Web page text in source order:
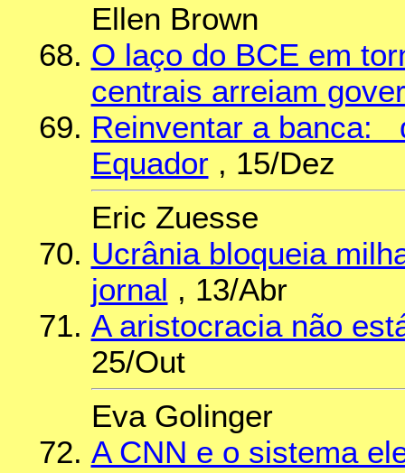
Ellen Brown
O laço do BCE em
centrais arreiam
Reinventar a banca:
Equador , 15/Dez
Eric Zuesse
Ucrânia bloqueia
jornal , 13/Abr
A aristocracia não
25/Out
Eva Golinger
A CNN e o sistema